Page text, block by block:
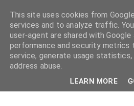
This site uses cookies from
services and to analyze traffic.
user-agent are shared with Google
performance and security metrics
service, generate usage
address abuse.
LEARN MORE